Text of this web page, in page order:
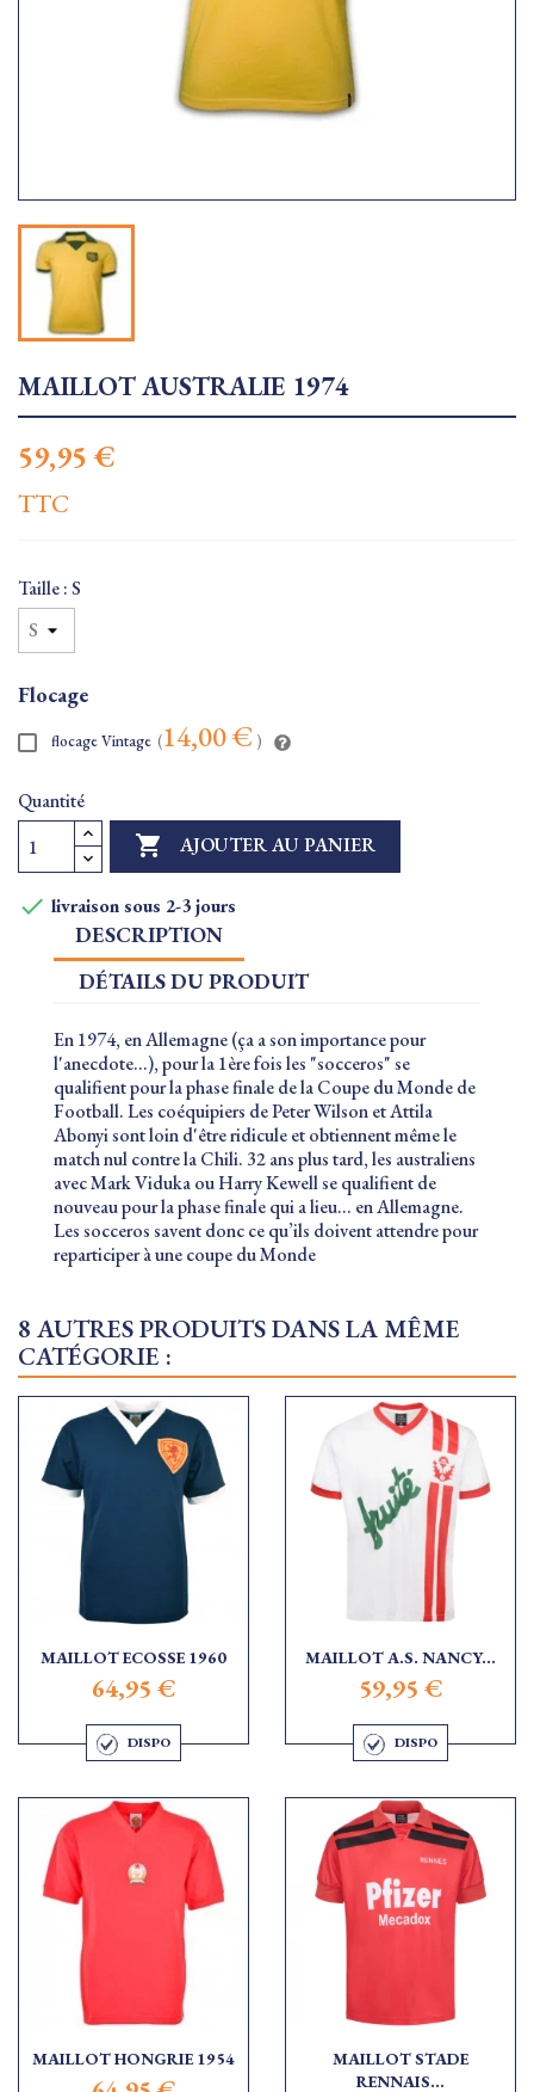
MAILLOT AUSTRALIE 1974
59,95 €
TTC
Taille : S
Flocage
flocage Vintage (14,00 € )
Quantité
 AJOUTER AU PANIER
 livraison sous 2-3 jours
DESCRIPTION
DÉTAILS DU PRODUIT
En 1974, en Allemagne (ça a son importance pour
l'anecdote...), pour la 1ère fois les "socceros" se
qualifient pour la phase finale de la Coupe du Monde de
Football. Les coéquipiers de Peter Wilson et Attila
Abonyi sont loin d'être ridicule et obtiennent même le
match nul contre la Chili. 32 ans plus tard, les australiens
avec Mark Viduka ou Harry Kewell se qualifient de
nouveau pour la phase finale qui a lieu... en Allemagne.
Les socceros savent donc ce qu’ils doivent attendre pour
reparticiper à une coupe du Monde
8 AUTRES PRODUITS DANS LA MÊME
CATÉGORIE :
MAILLOT ECOSSE 1960
64,95 €
DISPO
MAILLOT A.S. NANCY...
59,95 €
DISPO
MAILLOT HONGRIE 1954
MAILLOT STADE
RENNAIS...